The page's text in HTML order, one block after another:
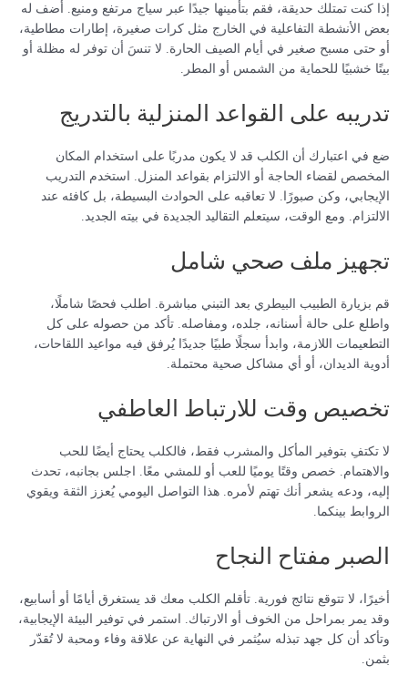
إذا كنت تمتلك حديقة، فقم بتأمينها جيدًا عبر سياج مرتفع ومنيع. أضف له
بعض الأنشطة التفاعلية في الخارج مثل كرات صغيرة، إطارات مطاطية،
أو حتى مسبح صغير في أيام الصيف الحارة. لا تنسَ أن توفر له مظلة أو
بيتًا خشبيًا للحماية من الشمس أو المطر.
تدريبه على القواعد المنزلية بالتدريج
ضع في اعتبارك أن الكلب قد لا يكون مدربًا على استخدام المكان
المخصص لقضاء الحاجة أو الالتزام بقواعد المنزل. استخدم التدريب
الإيجابي، وكن صبورًا. لا تعاقبه على الحوادث البسيطة، بل كافئه عند
الالتزام. ومع الوقت، سيتعلم التقاليد الجديدة في بيته الجديد.
تجهيز ملف صحي شامل
قم بزيارة الطبيب البيطري بعد التبني مباشرة. اطلب فحصًا شاملًا،
واطلع على حالة أسنانه، جلده، ومفاصله. تأكد من حصوله على كل
التطعيمات اللازمة، وابدأ سجلًا طبيًا جديدًا يُرفق فيه مواعيد اللقاحات،
أدوية الديدان، أو أي مشاكل صحية محتملة.
تخصيص وقت للارتباط العاطفي
لا تكتفِ بتوفير المأكل والمشرب فقط، فالكلب يحتاج أيضًا للحب
والاهتمام. خصص وقتًا يوميًا للعب أو للمشي معًا. اجلس بجانبه، تحدث
إليه، ودعه يشعر أنك تهتم لأمره. هذا التواصل اليومي يُعزز الثقة ويقوي
الروابط بينكما.
الصبر مفتاح النجاح
أخيرًا، لا تتوقع نتائج فورية. تأقلم الكلب معك قد يستغرق أيامًا أو أسابيع،
وقد يمر بمراحل من الخوف أو الارتباك. استمر في توفير البيئة الإيجابية،
وتأكد أن كل جهد تبذله سيُثمر في النهاية عن علاقة وفاء ومحبة لا تُقدّر
بثمن.